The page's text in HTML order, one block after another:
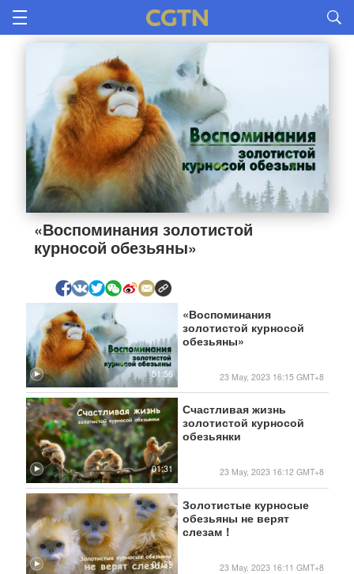
«Воспоминания золотистой
курносой обезьяны»
51:56
«Воспоминания
золотистой курносой
обезьяны»
23 May, 2023 16:15 GMT+8
01:31
Счастливая жизнь
золотистой курносой
обезьянки
23 May, 2023 16:12 GMT+8
01:39
Золотистые курносые
обезьяны не верят
слезам！
23 May, 2023 16:11 GMT+8